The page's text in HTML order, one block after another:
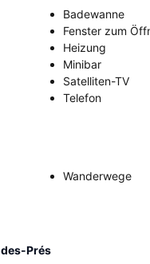
Badewanne
Fenster zum
Heizung
Minibar
Satelliten-TV
Telefon
Wanderwege
Prés